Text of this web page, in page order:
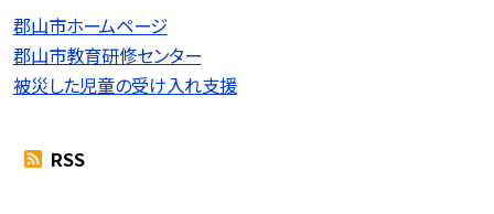
郡山市ホームページ
郡山市教育研修センター
被災した児童の受け入れ支援
RSS